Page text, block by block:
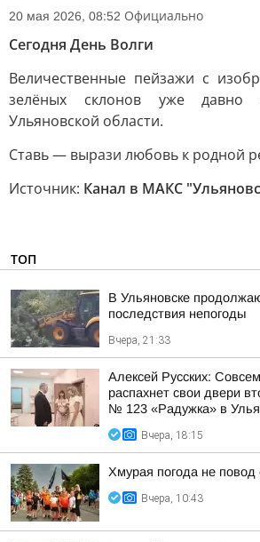
20 мая 2026, 08:52 Официально
Сегодня День Волги
Величественные пейзажи с
зелёных склонов уже давно
Ульяновской области.
Ставь — вырази любовь к родной
Источник: Канал в МАКС
ТОП
В Ульяновске
последствия непогоды
Вчера, 21:33
Алексей Русских:
распахнет свои двери
№ 123 «Радужка» в
Вчера, 18:15
Хмурая погода не повод
Вчера, 10:43